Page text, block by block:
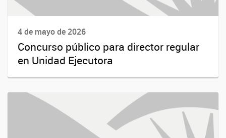
4 de mayo de 2026
Concurso público para director regular
en Unidad Ejecutora